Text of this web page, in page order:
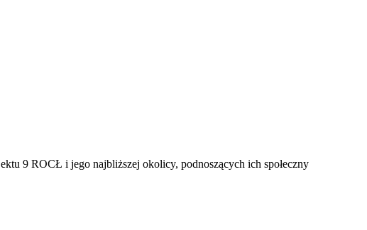
9 ROCŁ i jego najbliższej okolicy, podnoszących ich społeczny